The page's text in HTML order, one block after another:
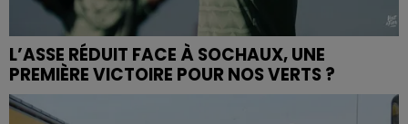
L’ASSE RÉDUIT FACE À SOCHAUX, UNE
PREMIÈRE VICTOIRE POUR NOS VERTS ?